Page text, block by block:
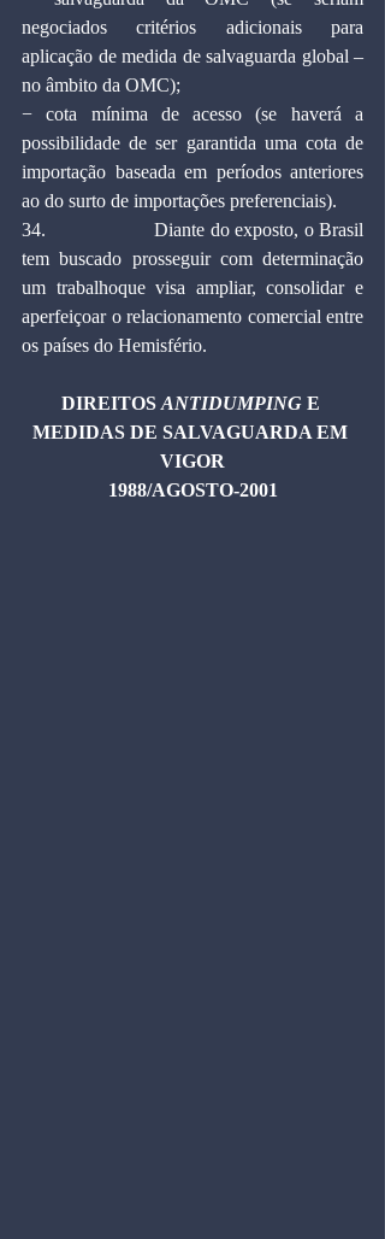
negociados critérios adicionais para
aplicação de medida de salvaguarda global –
no âmbito da OMC);
− cota mínima de acesso (se haverá a
possibilidade de ser garantida uma cota de
importação baseada em períodos anteriores
ao do surto de importações preferenciais).
34.                    Diante do exposto, o Brasil
tem buscado prosseguir com determinação
um trabalhoque visa ampliar, consolidar e
aperfeiçoar o relacionamento comercial entre
os países do Hemisfério.
DIREITOS ANTIDUMPING E
MEDIDAS DE SALVAGUARDA EM
VIGOR
1988/AGOSTO-2001